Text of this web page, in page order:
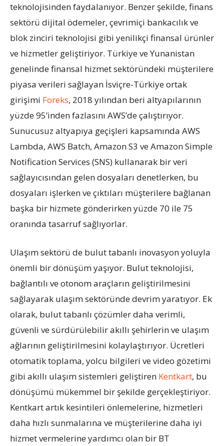
teknolojisinden faydalanıyor. Benzer şekilde, finans
sektörü dijital ödemeler, çevrimiçi bankacılık ve
blok zinciri teknolojisi gibi yenilikçi finansal ürünler
ve hizmetler geliştiriyor. Türkiye ve Yunanistan
genelinde finansal hizmet sektöründeki müşterilere
piyasa verileri sağlayan İsviçre-Türkiye ortak
girişimi Foreks, 2018 yılından beri altyapılarının
yüzde 95’inden fazlasını AWS’de çalıştırıyor.
Sunucusuz altyapıya geçişleri kapsamında AWS
Lambda, AWS Batch, Amazon S3 ve Amazon Simple
Notification Services (SNS) kullanarak bir veri
sağlayıcısından gelen dosyaları denetlerken, bu
dosyaları işlerken ve çıktıları müşterilere bağlanan
başka bir hizmete gönderirken yüzde 70 ile 75
oranında tasarruf sağlıyorlar.
Ulaşım sektörü de bulut tabanlı inovasyon yoluyla
önemli bir dönüşüm yaşıyor. Bulut teknolojisi,
bağlantılı ve otonom araçların geliştirilmesini
sağlayarak ulaşım sektöründe devrim yaratıyor. Ek
olarak, bulut tabanlı çözümler daha verimli,
güvenli ve sürdürülebilir akıllı şehirlerin ve ulaşım
ağlarının geliştirilmesini kolaylaştırıyor. Ücretleri
otomatik toplama, yolcu bilgileri ve video gözetimi
gibi akıllı ulaşım sistemleri geliştiren Kentkart, bu
dönüşümü mükemmel bir şekilde gerçekleştiriyor.
Kentkart artık kesintileri önlemelerine, hizmetleri
daha hızlı sunmalarına ve müşterilerine daha iyi
hizmet vermelerine yardımcı olan bir BT